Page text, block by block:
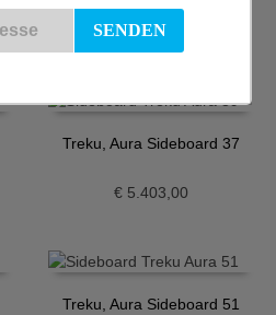
€3.224,00
Treku, Aura Sideboard 37
€ 5.403,00
Treku, Aura Sideboard 51